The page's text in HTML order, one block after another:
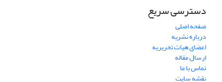
دسترسی سریع
صفحه اصلی
درباره نشریه
اعضای هیات تحریریه
ارسال مقاله
تماس با ما
نقشه سایت